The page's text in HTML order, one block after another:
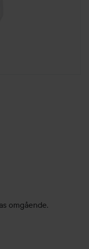
omgående.